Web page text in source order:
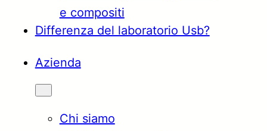
e compositi
Differenza del laboratorio Usb?
Azienda
Chi siamo